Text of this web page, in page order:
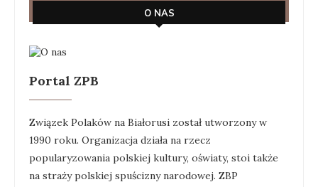
O NAS
Portal ZPB
Związek Polaków na Białorusi został utworzony w
1990 roku. Organizacja działa na rzecz
popularyzowania polskiej kultury, oświaty, stoi także
na straży polskiej spuścizny narodowej. ZBP